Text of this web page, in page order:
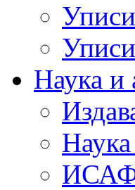
Наука и